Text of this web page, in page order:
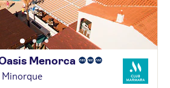
Menorca
Minorque